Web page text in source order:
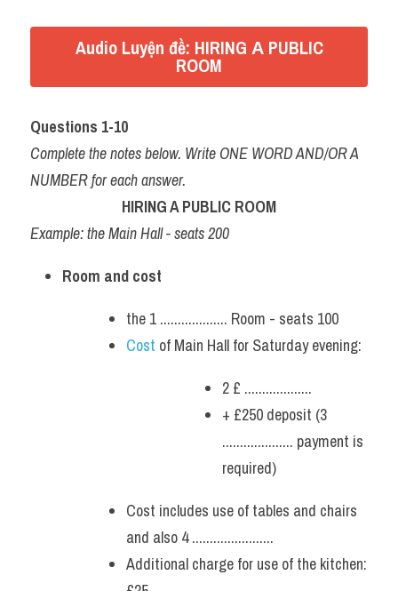
Audio Luyện đề: HIRING А PUBLIC
ROOM
Questions 1-10
Complete the notes below. Write ONE WORD AND/OR A
NUMBER for each answer.
HIRING A PUBLIC ROOM
Example: the Main Hall - seats 200
Room and cost
the 1 ................... Room - seats 100
Cost of Main Hall for Saturday evening:
2 £ ...................
+ £250 deposit (3
.................... payment is
required)
Cost includes use of tables and chairs
and also 4 .......................
Additional charge for use of the kitchen: